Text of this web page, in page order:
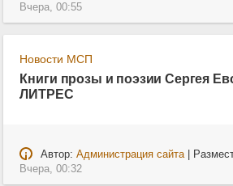
Вчера, 00:55
Новости МСП
Книги прозы и поэзии Сергея
ЛИТРЕС
Автор: Администрация сайта|
Вчера, 00:32